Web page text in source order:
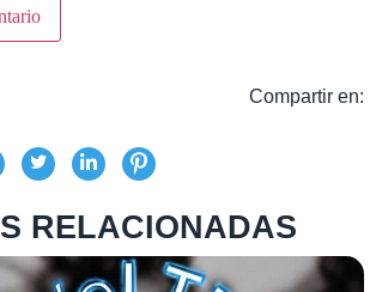
Compartir en:
RELACIONADAS